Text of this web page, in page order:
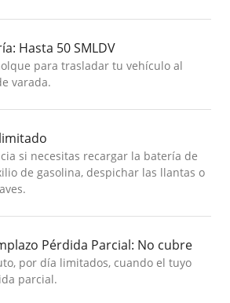
: Hasta 50 SMLDV
para trasladar tu vehículo al
varada.
si necesitas recargar la batería de
de gasolina, despichar las llantas o
Pérdida Parcial: No cubre
por día limitados, cuando el tuyo
parcial.